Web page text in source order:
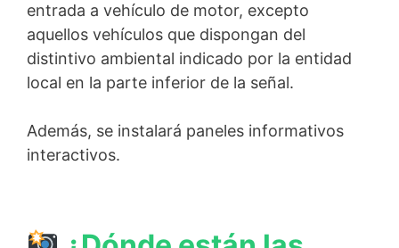
entrada a vehículo de motor, excepto
aquellos vehículos que dispongan del
distintivo ambiental indicado por la entidad
local en la parte inferior de la señal.
Además, se instalará paneles informativos
interactivos.